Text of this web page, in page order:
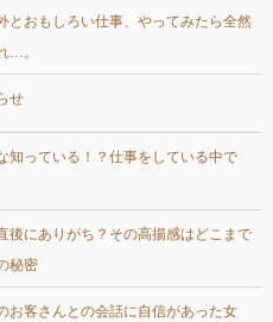
とおもしろい仕事、やってみたら全然
…。
せ
知っている！？仕事をしている中で
後にありがち？その高揚感はどこまで
秘密
お客さんとの会話に自信があった女